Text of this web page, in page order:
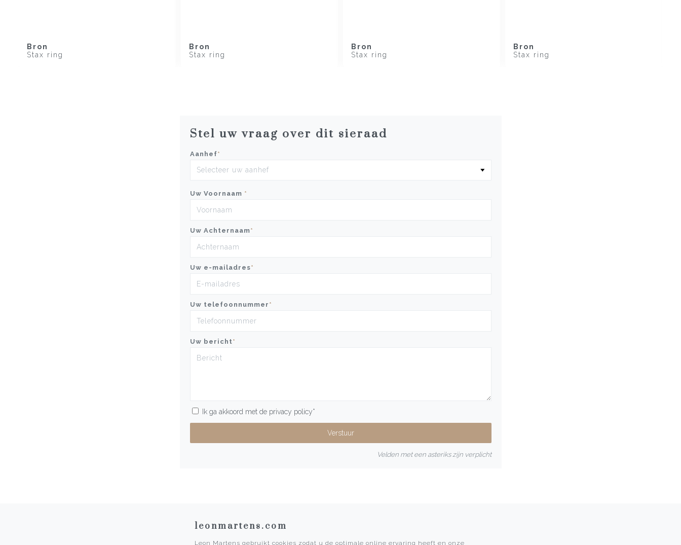
Bron
Stax ring
Bron
Stax ring
Bron
Stax ring
Bron
Stax ring
Stel uw vraag over dit sieraad
Aanhef*
Uw Voornaam *
Uw Achternaam*
Uw e-mailadres*
Uw telefoonnummer *
Uw bericht*
Ik ga akkoord met de privacy policy*
Velden met een asteriks zijn verplicht
leonmartens.com
Leon Martens gebruikt cookies zodat u de optimale online ervaring heeft en onze